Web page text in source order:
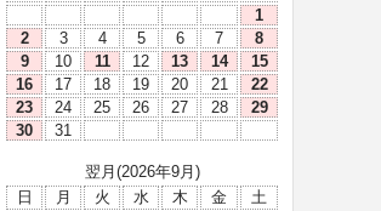
1
2
3 4 5 6 7
8
9
10 11 12 13 14
15
16
17 18 19 20 21
22
23
24 25 26 27 28
29
30
31
翌月(2026年9月)
日
月 火 水 木 金
土